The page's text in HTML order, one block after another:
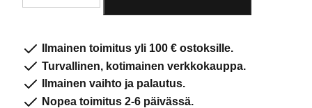
Ilmainen toimitus yli 100 € ostoksille.
Turvallinen, kotimainen verkkokauppa.
Ilmainen vaihto ja palautus.
Nopea toimitus 2-6 päivässä.